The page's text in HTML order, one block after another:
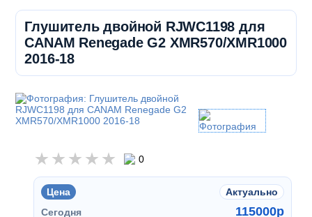
Глушитель двойной RJWC1198 для
CANAM Renegade G2 XMR570/XMR1000
2016-18
0
Цена
Актуально
Сегодня
115000p